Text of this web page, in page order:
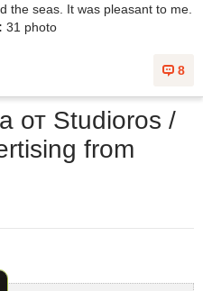
the seas. It was pleasant to me.
31 photo
8
от Studioros /
from